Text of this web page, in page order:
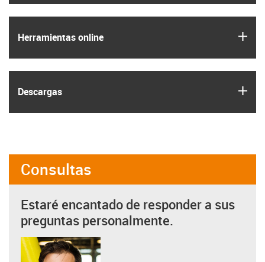
Herramientas online
Descargas
Consultas
Estaré encantado de responder a sus
preguntas personalmente.